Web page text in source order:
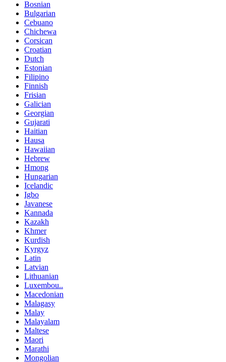
Bosnian
Bulgarian
Cebuano
Chichewa
Corsican
Croatian
Dutch
Estonian
Filipino
Finnish
Frisian
Galician
Georgian
Gujarati
Haitian
Hausa
Hawaiian
Hebrew
Hmong
Hungarian
Icelandic
Igbo
Javanese
Kannada
Kazakh
Khmer
Kurdish
Kyrgyz
Latin
Latvian
Lithuanian
Luxembou..
Macedonian
Malagasy
Malay
Malayalam
Maltese
Maori
Marathi
Mongolian